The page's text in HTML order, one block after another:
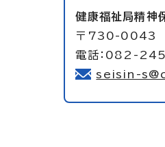
健康福祉局精神
〒730-0043
電話：082-
seisin-